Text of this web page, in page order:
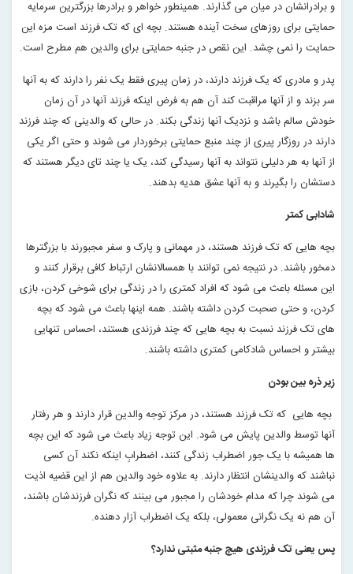
و برادرانشان در میان می گذارند. همینطور خواهر و برادرها بزرگترین سرمایه
حمایتی برای روزهای سخت آینده هستند. بچه ای که تک فرزند است مزه این
حمایت را نمی چشد. این نقص در جنبه حمایتی برای والدین هم مطرح است.
پدر و مادری که یک فرزند دارند، در زمان پیری فقط یک نفر را دارند که به آنها
سر بزند و از آنها مراقبت کند آن هم به فرض اینکه فرزند آنها در آن زمان
خودش سالم باشد و نزدیک آنها زندگی بکند. در حالی که والدینی که چند فرزند
دارند در روزگار پیری از چند منبع حمایتی برخوردار می شوند و حتی اگر یکی
از آنها به هر دلیلی نتواند به آنها رسیدگی کند، یک یا چند تای دیگر هستند که
دستشان را بگیرند و به آنها عشق هدیه بدهند.
شادابی کمتر
بچه هایی که تک فرزند هستند، در مهمانی و پارک و سفر مجبورند با بزرگترها
دمخور باشند. در نتیجه نمی توانند با همسالانشان ارتباط کافی برقرار کنند و
این مسئله باعث می شود که افراد کمتری را در زندگی برای شوخی کردن، بازی
کردن، و حتی صحبت کردن داشته باشند. همه اینها باعث می شود که بچه
های تک فرزند نسبت به بچه هایی که چند فرزندی هستند، احساس تنهایی
بیشتر و احساس شادکامی کمتری داشته باشند.
زیر ذره بین بودن
بچه هایی که تک فرزند هستند، در مرکز توجه والدین قرار دارند و هر رفتار
آنها توسط والدین پایش می شود. این توجه زیاد باعث می شود که این بچه
ها همیشه با یک جور اضطراب زندگی کنند، اضطرابِ اینکه نکند آن کسی
نباشند که والدینشان انتظار دارند. به علاوه خود والدین هم از این قضیه اذیت
می شوند چرا که مدام خودشان را مجبور می بینند که نگران فرزندشان باشند،
آن هم نه یک نگرانی معمولی، بلکه یک اضطراب آزار دهنده.
پس یعنی تک فرزندی هیچ جنبه مثبتی ندارد؟